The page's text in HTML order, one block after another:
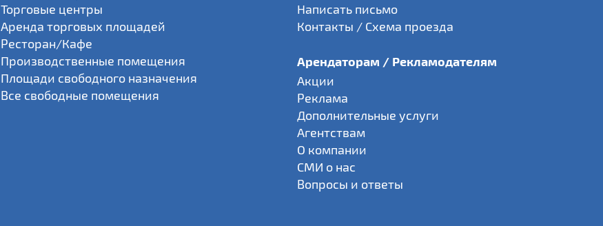
Торговые центры
Аренда торговых площадей
Ресторан/Кафе
Производственные помещения
Площади свободного назначения
Все свободные помещения
Написать письмо
Контакты / Схема проезда
Арендаторам / Рекламодателям
Акции
Реклама
Дополнительные услуги
Агентствам
О компании
СМИ о нас
Вопросы и ответы